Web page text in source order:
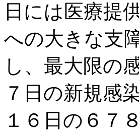
日には医療提
への大きな支
し、最大限の
７日の新規感
１６日の６７